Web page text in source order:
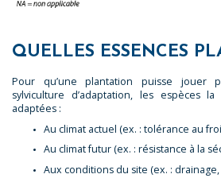
QUELLES ESSENCES
Pour qu’une plantation puisse jouer
sylviculture d’adaptation, les espèces
adaptées :
Au climat actuel (ex. : tolérance au
Au climat futur (ex. : résistance à la
Aux conditions du site (ex. :